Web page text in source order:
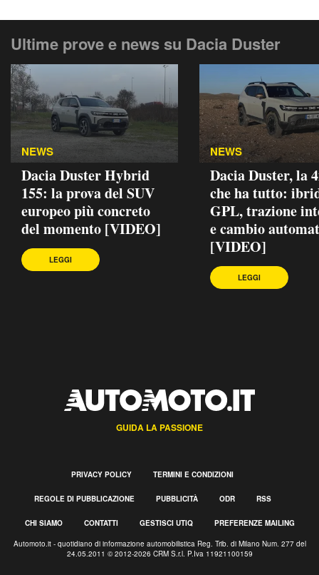
Ultime prove e news su Dacia Duster
NEWS
Dacia Duster Hybrid
155: la prova del SUV
europeo più concreto
del momento [VIDEO]
LEGGI
NEWS
Dacia Duster, la
che ha tutto:
GPL, trazione
e cambio
[VIDEO]
LEGGI
GUIDA LA PASSIONE
PRIVACY POLICY TERMINI E CONDIZIONI
REGOLE DI PUBBLICAZIONE PUBBLICITÀ ODR RSS
CHI SIAMO CONTATTI GESTISCI UTIQ PREFERENZE MAILING
Automoto.it - quotidiano di informazione automobilistica Reg. Trib. di Milano Num. 277 del
24.05.2011 © 2012-2026 CRM S.r.l. P.Iva 11921100159